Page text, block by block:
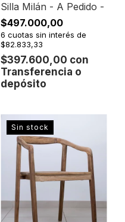
Silla Milán - A Pedido -
$497.000,00
$397.600,00 con
Transferencia o
depósito
6 cuotas sin interés de
$82.833,33
Sin stock